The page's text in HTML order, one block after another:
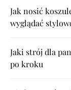
Jak nosić
wyglądać
Jaki strój dla
po kroku